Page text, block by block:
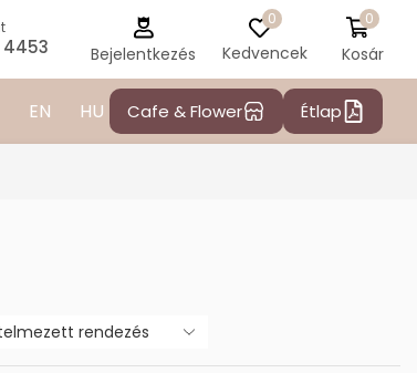
Bejelentkezés
0
Kedvencek
0
Kosár
EN HU Cafe & Flower Étlap